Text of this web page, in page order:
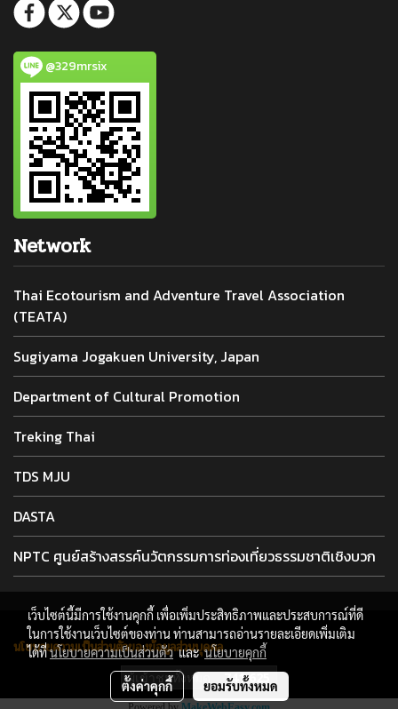
@329mrsix
Network
Thai Ecotourism and Adventure Travel Association
(TEATA)
Sugiyama Jogakuen University, Japan
Department of Cultural Promotion
Treking Thai
TDS MJU
DASTA
NPTC ศูนย์สร้างสรรค์นวัตกรรมการท่องเที่ยวธรรมชาติเชิงบวก
สงวนลิขสิทธิ์ 2022 บริษัท อาร์แอนด์ดี ครีเอชั่น จำกัด
นโยบายความเป็นส่วนตัวของข้อมูลส่วนบุคคล
ผู้เข้าชมทั้งหมด 741,625
เว็บไซต์นี้มีการใช้งานคุกกี้ เพื่อเพิ่มประสิทธิภาพและประสบการณ์ที่ดี
ในการใช้งานเว็บไซต์ของท่าน ท่านสามารถอ่านรายละเอียดเพิ่มเติม
ได้ที่นโยบายความเป็นส่วนตัวและนโยบายคุกกี้
ตั้งค่าคุกกี้ ยอมรับทั้งหมด